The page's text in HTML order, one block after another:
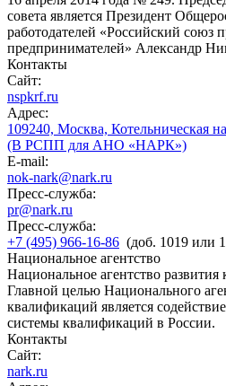
совета является Президент
работодателей «Российский союз
предпринимателей» Александр
Контакты
Сайт:
nspkrf.ru
Адрес:
109240, Москва, Котельническая
(В РСПП для АНО «НАРК»)
E-mail:
nok-nark@nark.ru
Пресс-служба:
pr@nark.ru
Пресс-служба:
+7 (495) 966-16-86 (доб. 1019 или
Национальное агентство
Национальное агентство
Главной целью Национального
квалификаций является
системы квалификаций в России.
Контакты
Сайт:
nark.ru